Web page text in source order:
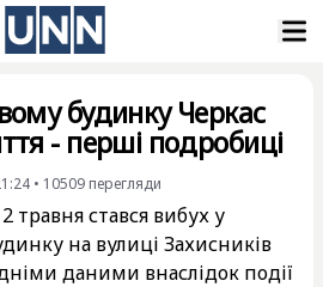
будинку Черкас
- перші подробиці
• 10509 перегляди
травня стався вибух у
на вулиці Захисників
даними внаслідок події